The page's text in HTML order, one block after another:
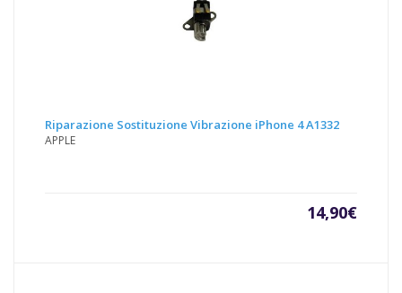
Riparazione Sostituzione Vibrazione iPhone 4 A1332
APPLE
14,90€